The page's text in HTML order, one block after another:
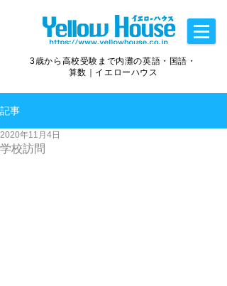
3歳から高校受験まで内灘の英語・国語・
算数｜イエローハウス
記事
学校訪問
2020年11月4日